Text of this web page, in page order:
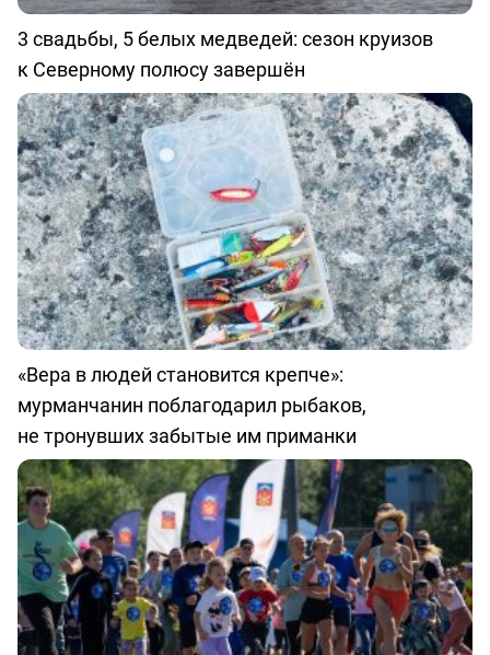
3 свадьбы, 5 белых медведей: сезон круизов
к Северному полюсу завершён
«Вера в людей становится крепче»:
мурманчанин поблагодарил рыбаков,
не тронувших забытые им приманки